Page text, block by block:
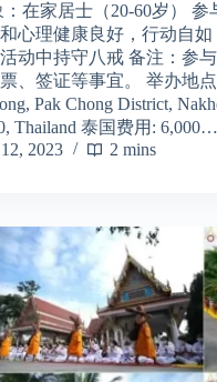
在家居士（20-60岁） 参
心理健康良好，行动自如
动中持守八戒 备注：参
、签证等事宜。 举办地
Pak Chong District,
Thailand 泰国费用: 6,000…
2023
2 mins